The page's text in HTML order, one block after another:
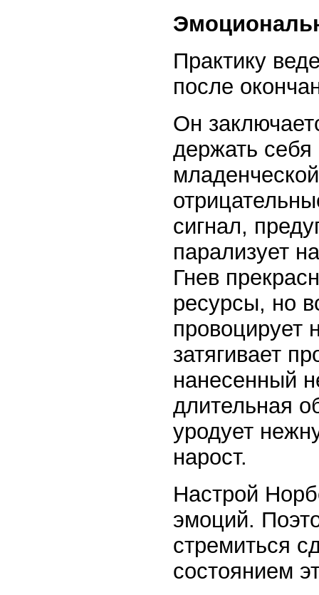
Практику
после
Он
держать себя
сигнал,
парализует
Гнев
ресурсы, но
провоцирует
затягивает
нанесенный
длительная
уродует
нарост.
Настрой
эмоций.
стремиться
состоянием